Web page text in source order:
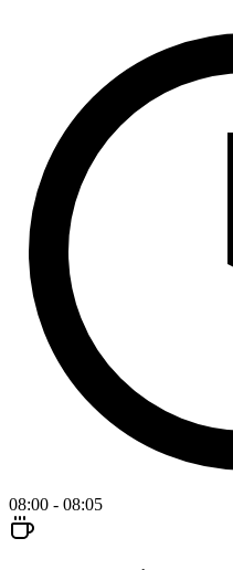
08:00 - 08:05